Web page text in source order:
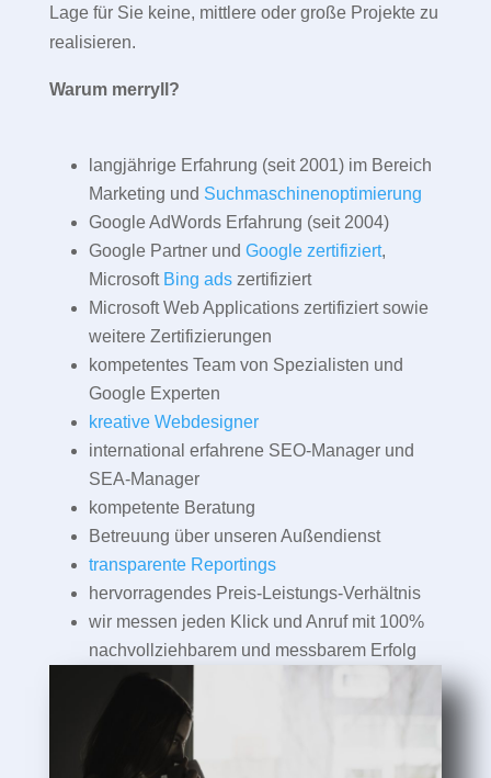
Lage für Sie keine, mittlere oder große Projekte zu
realisieren.
Warum merryll?
langjährige Erfahrung (seit 2001) im Bereich
Marketing und Suchmaschinenoptimierung
Google AdWords Erfahrung (seit 2004)
Google Partner und Google zertifiziert,
Microsoft Bing adszertifiziert
Microsoft Web Applications zertifiziert sowie
weitere Zertifizierungen
kompetentes Team von Spezialisten und
Google Experten
kreative Webdesigner
international erfahrene SEO-Manager und
SEA-Manager
kompetente Beratung
Betreuung über unseren Außendienst
transparente Reportings
hervorragendes Preis-Leistungs-Verhältnis
wir messen jeden Klick und Anruf mit 100%
nachvollziehbarem und messbarem Erfolg